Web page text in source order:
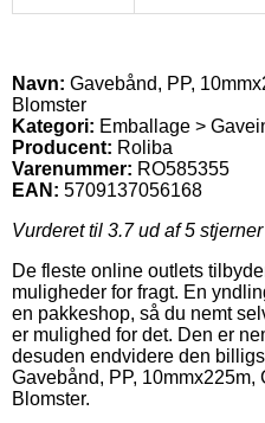
Navn: Gavebånd, PP,
Blomster
Kategori: Emballage >
Producent: Roliba
Varenummer: RO585355
EAN: 5709137056168
Vurderet til 3.7ud af 5
De fleste online outlets
muligheder for fragt. En
en pakkeshop, så du nemt
er mulighed for det. Den er
desuden endvidere den
Gavebånd, PP, 10mmx225m,
Blomster.